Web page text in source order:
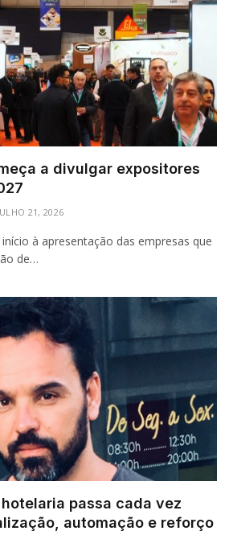
a divulgar expositores
21, 2026
início à apresentação das empresas que
de…
passa cada vez
automação e reforço